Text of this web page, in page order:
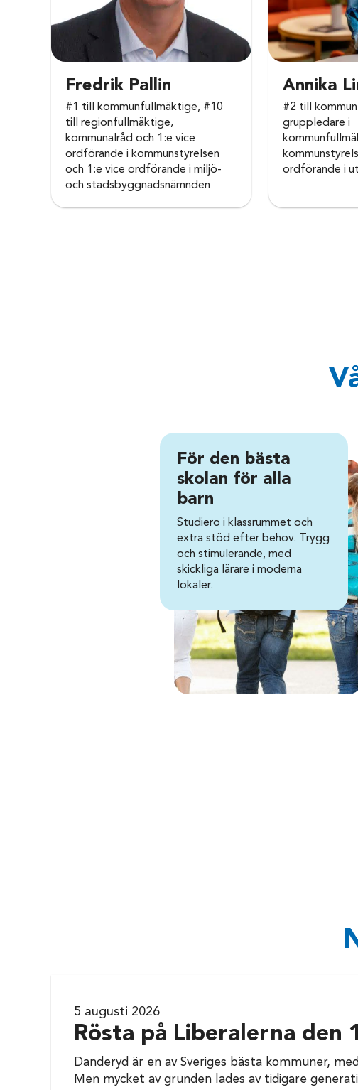
Fredrik Pallin
#1 till kommunfullmäktige, #10
till regionfullmäktige,
kommunalråd och 1:e vice
ordförande i kommunstyrelsen
och 1:e vice ordförande i miljö-
och stadsbyggnadsnämnden
Annika
#2 till
gruppledare i
ordförande i
För den bästa
skolan för alla
barn
Studiero i klassrummet och
extra stöd efter behov. Trygg
och stimulerande, med
skickliga lärare i moderna
lokaler.
5 augusti 2026
Rösta på Liberalerna den
Danderyd är en av Sveriges bästa kommuner,
Men mycket av grunden lades av tidigare